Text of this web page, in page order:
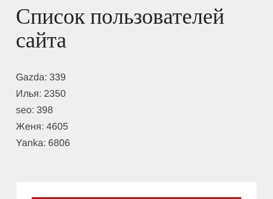
Список пользователей
сайта
Gazda: 339
Илья: 2350
seo: 398
Женя: 4605
Yanka: 6806